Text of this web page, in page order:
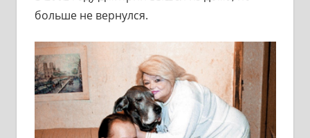
больше не вернулся.